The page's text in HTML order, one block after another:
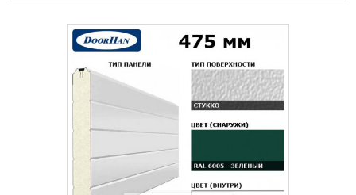
Способ оплаты*